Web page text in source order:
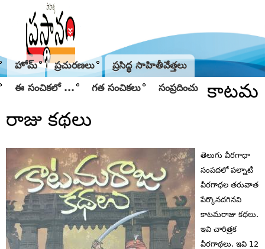
హోమ్ ప్రచురణలు ప్రసిద్థ సాహితీవేత్తలు
ఈ సంచికలో ... గత సంచికలు సంప్రదించు
కాటమ
రాజు కథలు
తెలుగు వీరగాధా
సంపదలో పల్నాటి
వీరగాధల తరువాత
పేర్కొనదగినవి
కాటమరాజు కథలు.
ఇవి చారిత్రక
వీరగాథలు. ఇవి 12